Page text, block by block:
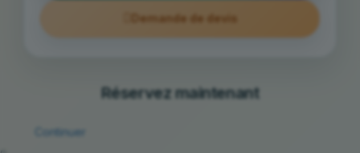
Demande de devis
Réservez maintenant
Continuer